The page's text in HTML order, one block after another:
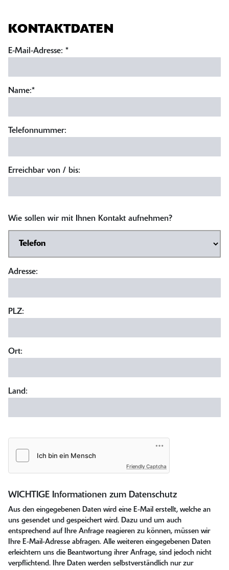
KONTAKTDATEN
E-Mail-Adresse: *
Name:*
Telefonnummer:
Erreichbar von / bis:
Wie sollen wir mit Ihnen Kontakt aufnehmen?
Adresse:
PLZ:
Ort:
Land:
Friendly Captcha
WICHTIGE Informationen zum Datenschutz
Aus den eingegebenen Daten wird eine E-Mail erstellt, welche an
uns gesendet und gespeichert wird. Dazu und um auch
entsprechend auf Ihre Anfrage reagieren zu können, müssen wir
Ihre E-Mail-Adresse abfragen. Alle weiteren eingegebenen Daten
erleichtern uns die Beantwortung ihrer Anfrage, sind jedoch nicht
verpflichtend. Ihre Daten werden selbstverständlich nur zur